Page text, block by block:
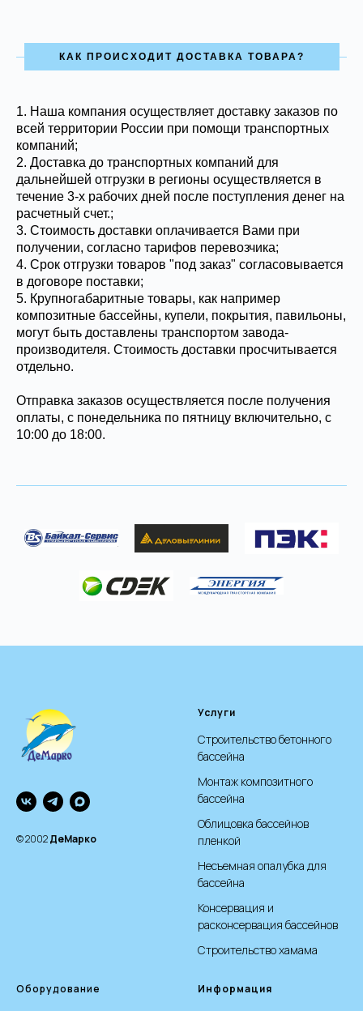
КАК ПРОИСХОДИТ ДОСТАВКА ТОВАРА?
1. Наша компания осуществляет доставку заказов по
всей территории России при помощи транспортных
компаний;
2. Доставка до транспортных компаний для
дальнейшей отгрузки в регионы осуществляется в
течение 3-х рабочих дней после поступления денег на
расчетный счет.;
3. Стоимость доставки оплачивается Вами при
получении, согласно тарифов перевозчика;
4. Срок отгрузки товаров "под заказ" согласовывается
в договоре поставки;
5. Крупногабаритные товары, как например
композитные бассейны, купели, покрытия, павильоны,
могут быть доставлены транспортом завода-
производителя. Стоимость доставки просчитывается
отдельно.
Отправка заказов осуществляется после получения
оплаты, с понедельника по пятницу включительно, с
10:00 до 18:00.
© 2002ДеМарко
Услуги
Строительство бетонного
бассейна
Монтаж композитного
бассейна
Облицовка бассейнов
пленкой
Несъемная опалубка для
бассейна
Консервация и
расконсервация бассейнов
Строительство хамама
Оборудование Информация